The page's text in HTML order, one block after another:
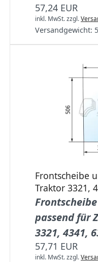
57,24 EUR
inkl. MwSt.zzgl.
Versandgewicht: 5
Frontscheibe
Traktor 3321,
passend für
3321, 4341,
57,71 EUR
inkl. MwSt.zzgl.